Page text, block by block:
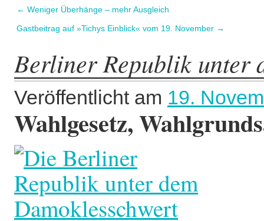
← Weniger Überhänge – mehr Ausgleich
Gastbeitrag auf »Tichys Einblick« vom 19. November →
Berliner Republik unter
Veröffentlicht am 19.
Wahlgesetz,